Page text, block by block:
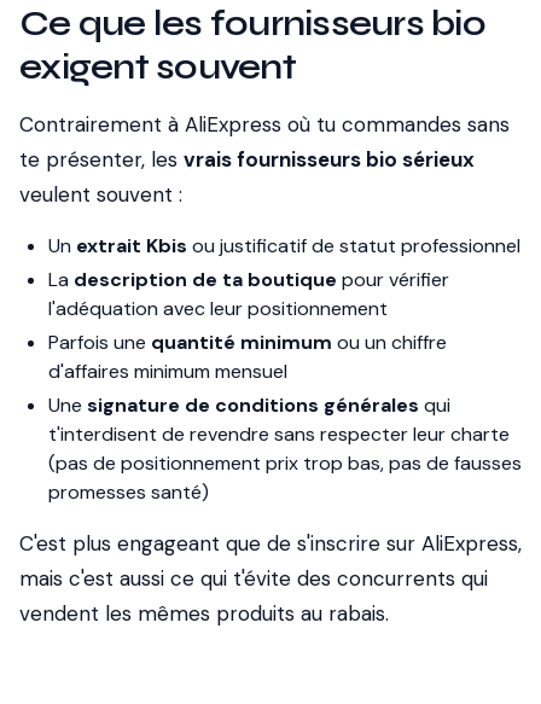
Ce que les fournisseurs bio
exigent souvent
Contrairement à AliExpress où tu commandes sans
te présenter, les vrais fournisseurs bio sérieux
veulent souvent :
Un extrait Kbis ou justificatif de statut professionnel
La description de ta boutique pour vérifier
l'adéquation avec leur positionnement
Parfois une quantité minimum ou un chiffre
d'affaires minimum mensuel
Une signature de conditions générales qui
t'interdisent de revendre sans respecter leur charte
(pas de positionnement prix trop bas, pas de fausses
promesses santé)
C'est plus engageant que de s'inscrire sur AliExpress,
mais c'est aussi ce qui t'évite des concurrents qui
vendent les mêmes produits au rabais.